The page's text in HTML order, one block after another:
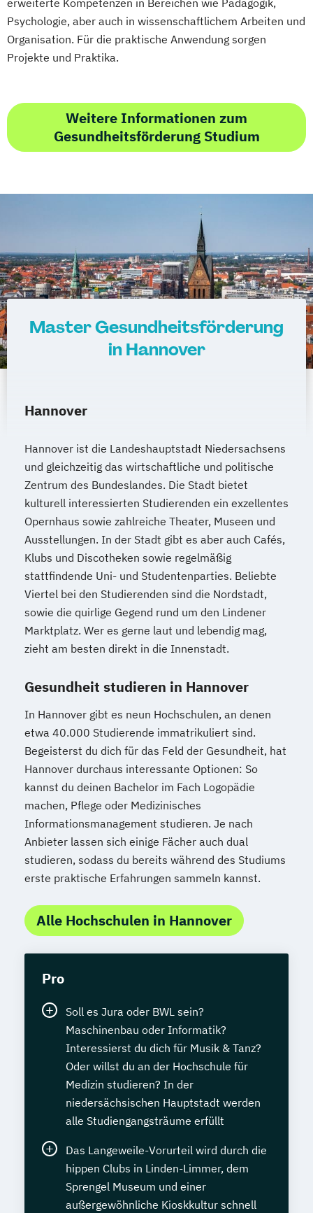
erweiterte Kompetenzen in Bereichen wie Pädagogik,
Psychologie, aber auch in wissenschaftlichem Arbeiten und
Organisation. Für die praktische Anwendung sorgen
Projekte und Praktika.
Weitere Informationen zum
Gesundheitsförderung Studium
Master Gesundheitsförderung
in Hannover
Hannover
Hannover ist die Landeshauptstadt Niedersachsens
und gleichzeitig das wirtschaftliche und politische
Zentrum des Bundeslandes. Die Stadt bietet
kulturell interessierten Studierenden ein exzellentes
Opernhaus sowie zahlreiche Theater, Museen und
Ausstellungen. In der Stadt gibt es aber auch Cafés,
Klubs und Discotheken sowie regelmäßig
stattfindende Uni- und Studentenparties. Beliebte
Viertel bei den Studierenden sind die Nordstadt,
sowie die quirlige Gegend rund um den Lindener
Marktplatz. Wer es gerne laut und lebendig mag,
zieht am besten direkt in die Innenstadt.
Gesundheit studieren in Hannover
In Hannover gibt es neun Hochschulen, an denen
etwa 40.000 Studierende immatrikuliert sind.
Begeisterst du dich für das Feld der Gesundheit, hat
Hannover durchaus interessante Optionen: So
kannst du deinen Bachelor im Fach Logopädie
machen, Pflege oder Medizinisches
Informationsmanagement studieren. Je nach
Anbieter lassen sich einige Fächer auch dual
studieren, sodass du bereits während des Studiums
erste praktische Erfahrungen sammeln kannst.
Alle Hochschulen in Hannover
Pro
Soll es Jura oder BWL sein?
Maschinenbau oder Informatik?
Interessierst du dich für Musik & Tanz?
Oder willst du an der Hochschule für
Medizin studieren? In der
niedersächsischen Hauptstadt werden
alle Studiengangsträume erfüllt
Das Langeweile-Vorurteil wird durch die
hippen Clubs in Linden-Limmer, dem
Sprengel Museum und einer
außergewöhnliche Kioskkultur schnell